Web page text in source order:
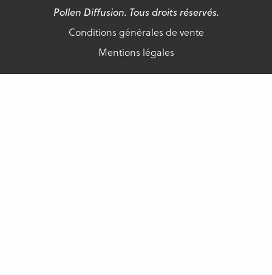
Pollen Diffusion. Tous droits réservés.
Conditions générales de vente
Mentions légales